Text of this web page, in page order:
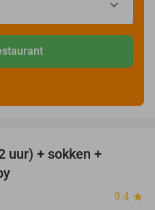
uur) + sokken +
9.4 star